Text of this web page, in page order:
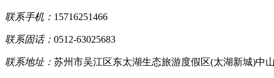
联系手机： 15716251466
联系固话： 0512-63025683
联系地址： 苏州市吴江区东太湖生态旅游度假区(太湖新城)中